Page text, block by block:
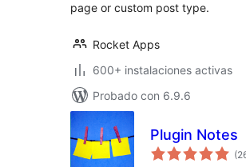
page or custom post type.
Rocket Apps
600+ instalaciones activas
Probado con 6.9.6
Plugin Notes